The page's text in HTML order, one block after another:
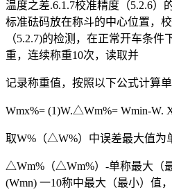
温度之差.6.1.7校准精度（5.2.6）
标准砝码放在称斗的中心位置，
（5.2.7)的检测，在正常开车条
重，连续称重10次，读取并
记录称重值，按照以下公式计算
Wmx%= (1)W.△Wm%= Wmin-W.
取W%（△W%）中误差最大值为
△Wm%（△Wm%）-单称最大（
(Wmn) 一10称中最大（最小）值